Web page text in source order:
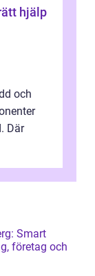
och
Där
Smart
företag och